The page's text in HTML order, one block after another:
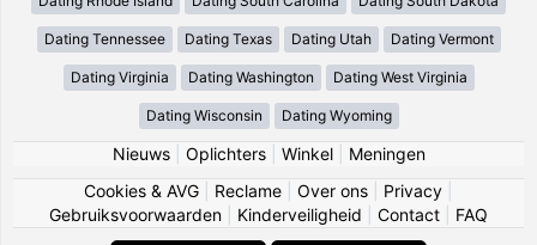
Dating Tennessee Dating Texas Dating Utah Dating Vermont
Dating Virginia Dating Washington Dating West Virginia
Dating Wisconsin Dating Wyoming
Nieuws| Oplichters| Winkel| Meningen
Cookies & AVG
Reclame Over ons Privacy
Gebruiksvoorwaarden
Kinderveiligheid Contact FAQ